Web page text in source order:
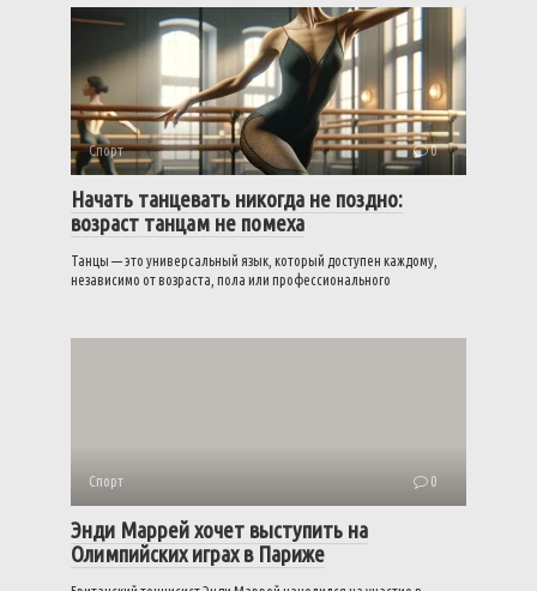
Спорт 0
Начать танцевать никогда не поздно:
возраст танцам не помеха
Танцы — это универсальный язык, который доступен каждому,
независимо от возраста, пола или профессионального
Спорт 0
Энди Маррей хочет выступить на
Олимпийских играх в Париже